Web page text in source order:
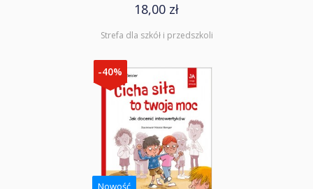
18,00 zł
Strefa dla szkół i przedszkoli
-40%
Nowość